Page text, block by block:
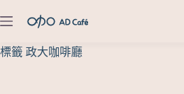
標籤 政大咖啡廳